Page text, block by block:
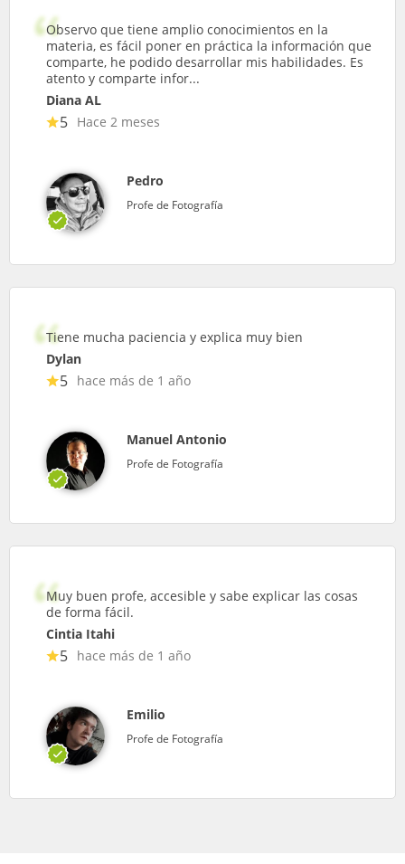
Observo que tiene amplio conocimientos en la
materia, es fácil poner en práctica la información que
comparte, he podido desarrollar mis habilidades. Es
atento y comparte infor...
Diana AL
5 Hace 2 meses
Pedro
Profe de Fotografía
Tiene mucha paciencia y explica muy bien
Dylan
5 hace más de 1 año
Manuel Antonio
Profe de Fotografía
Muy buen profe, accesible y sabe explicar las cosas
de forma fácil.
Cintia Itahi
5 hace más de 1 año
Emilio
Profe de Fotografía